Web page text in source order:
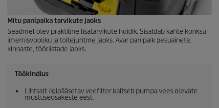
Mitu panipaika tarvikute jaoks
Seadmel olev praktiline lisatarvikute hoidik. Sisaldab kahte konksu
imemisvooliku ja toitejuhtme jaoks. Avar panipaik pesuainete,
kinnaste, tööriistade jaoks.
Töökindlus
Lihtsalt ligipääsetav veefilter kaitseb pumpa vees olevate
mustuseosakeste eest.